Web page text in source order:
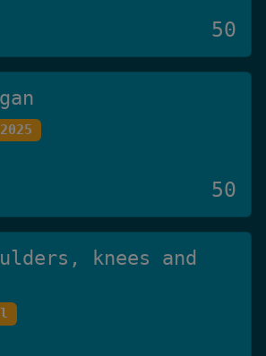
50
50
knees and